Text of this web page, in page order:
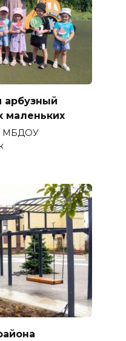
арбузный
маленьких
МБДОУ